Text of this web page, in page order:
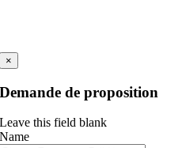
×
Demande de proposition
Leave this field blank
Name